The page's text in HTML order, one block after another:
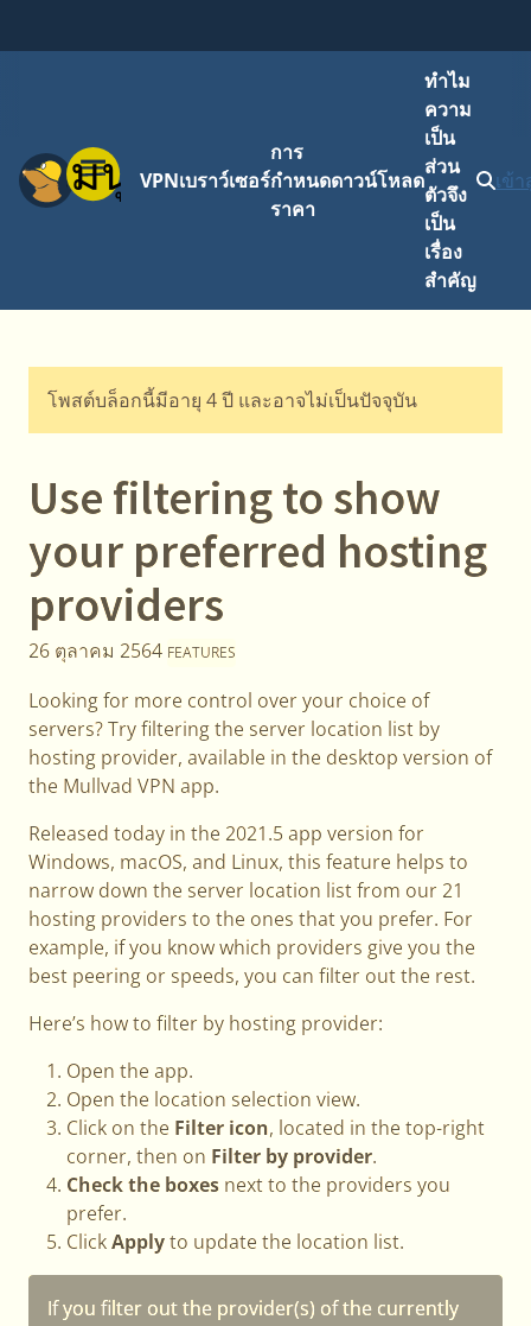
เมนู VPNเบราว์เซอร์
การ
กำหนด
ราคา
ดาวน์โหลด
ทำไม
ความ
เป็น
ส่วน
ตัวจึง
เป็น
เรื่อง
สำคัญ
เข้
โพสต์บล็อกนี้มีอายุ 4 ปี และอาจไม่เป็นปัจจุบัน
Use filtering to show
your preferred hosting
providers
26 ตุลาคม 2564 FEATURES
Looking for more control over your choice of
servers? Try filtering the server location list by
hosting provider, available in the desktop version of
the Mullvad VPN app.
Released today in the 2021.5 app version for
Windows, macOS, and Linux, this feature helps to
narrow down the server location list from our 21
hosting providers to the ones that you prefer. For
example, if you know which providers give you the
best peering or speeds, you can filter out the rest.
Here’s how to filter by hosting provider:
Open the app.
Open the location selection view.
Click on the Filter icon, located in the top-right
corner, then on Filter by provider.
Check the boxes next to the providers you
prefer.
ClickApplyto update the location list.
If you filter out the provider(s) of the currently